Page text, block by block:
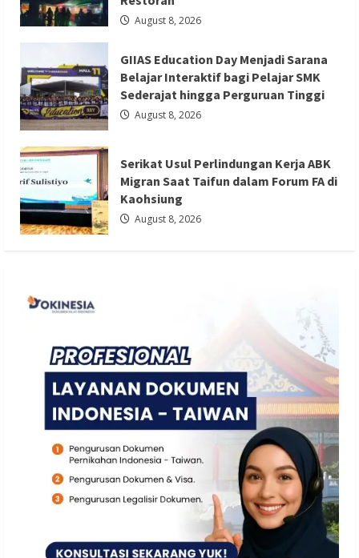
Berita Ekonomi dan Bisnis
Berita Mancanegara
Berita Terbaru
Serikat Usul Perlindungan Kerja ABK
Migran Saat Taifun dalam Forum FA di
Kaohsiung
Redaksi 01 August 8, 2026
August 8, 2026
GIIAS Education Day Menjadi Sarana
Belajar Interaktif bagi Pelajar SMK
Sederajat hingga Perguruan Tinggi
August 8, 2026
Serikat Usul Perlindungan Kerja ABK
Migran Saat Taifun dalam Forum FA di
Kaohsiung
August 8, 2026